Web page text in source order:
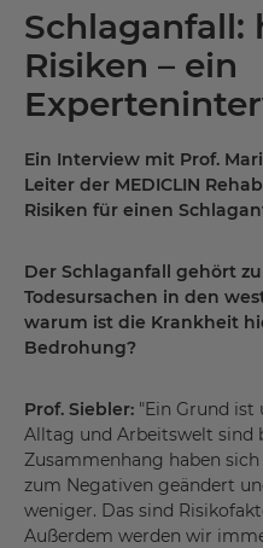
Schlaganfall:
Risiken – ein
Ein Interview mit Prof.
Leiter der MEDICLIN
Risiken für einen
Der Schlaganfall gehört
Todesursachen in den
warum ist die Krankheit
Bedrohung?
Prof. Siebler: "Ein Grund ist
Alltag und Arbeitswelt sind
Zusammenhang haben
zum Negativen geändert
weniger. Das sind
Außerdem werden wir